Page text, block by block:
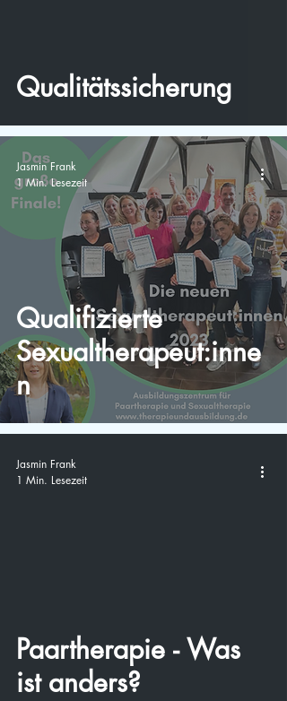
Qualitätssicherung
Qualifizierte
Sexualtherapeut:inne
n
Jasmin Frank
1 Min. Lesezeit
Paartherapie - Was
ist anders?
Jasmin Frank
1 Min. Lesezeit